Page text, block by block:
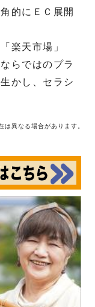
的にＥＣ展開
楽天市場」
らではのプラ
かし、セラシ
は異なる場合があります。